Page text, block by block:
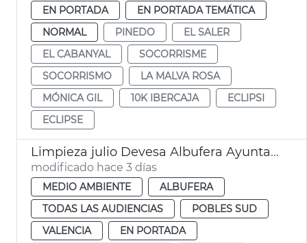
EN PORTADA
EN PORTADA TEMÁTICA
NORMAL
PINEDO
EL SALER
EL CABANYAL
SOCORRISME
SOCORRISMO
LA MALVA ROSA
MÓNICA GIL
10K IBERCAJA
ECLIPSI
ECLIPSE
Limpieza julio Devesa Albufera Ayuntamiento València
modificado hace 3 días
MEDIO AMBIENTE
ALBUFERA
TODAS LAS AUDIENCIAS
POBLES SUD
VALENCIA
EN PORTADA